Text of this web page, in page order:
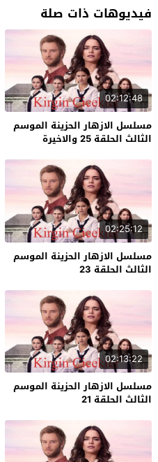
فيديوهات ذات صلة
02:12:48
مسلسل الازهار الحزينة الموسم
الثالث الحلقة 25 والاخيرة
02:25:12
مسلسل الازهار الحزينة الموسم
الثالث الحلقة 23
02:13:22
مسلسل الازهار الحزينة الموسم
الثالث الحلقة 21